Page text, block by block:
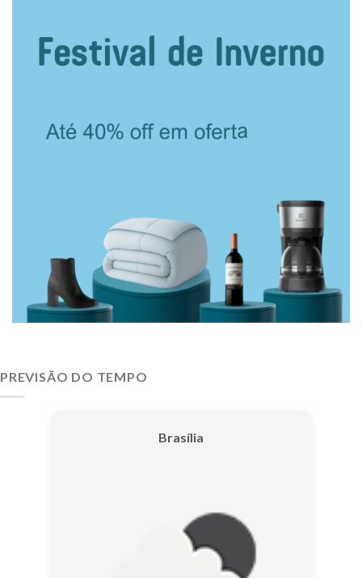
PREVISÃO DO TEMPO
Brasília